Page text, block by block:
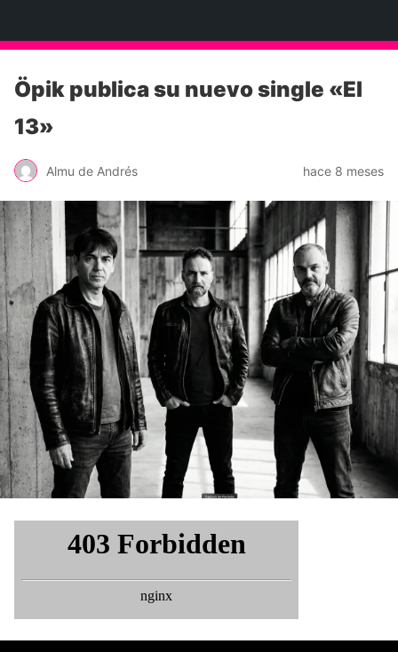
Öpik publica su nuevo single «El
13»
Almu de Andrés hace 8 meses